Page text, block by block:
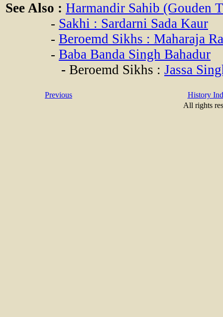
See Also : Harmandir Sahib (Gouden
- Sakhi : Sardarni Sada Kaur
- Beroemd Sikhs : Maharaja
- Baba Banda Singh Bahadur
- Beroemd Sikhs : Jassa
Previous
History
All rights